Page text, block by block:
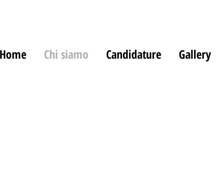
Home Chi siamo Candidature Gallery